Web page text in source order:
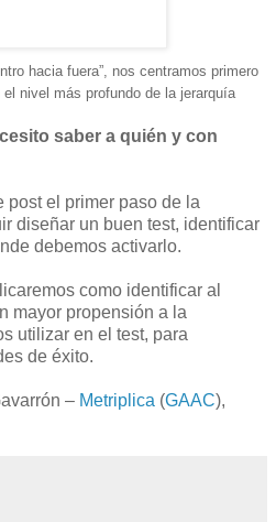
hacia fuera”, nos centramos primero
nivel más profundo de la jerarquía
saber a quién y con
post el primer paso de la
diseñar un buen test, identificar
debemos activarlo.
como identificar al
mayor propensión a la
utilizar en el test, para
de éxito.
– Metriplica (GAAC),